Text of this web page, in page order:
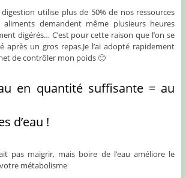
utilise plus de 50% de nos ressources
aliments demandent même plusieurs heures
digérés… C’est pour cette raison que l’on se
après un gros repas.Je l’ai adopté rapidement
de contrôler mon poids 🙂
en quantité suffisante = au
d’eau !
pas maigrir, mais boire de l’eau améliore le
métabolisme